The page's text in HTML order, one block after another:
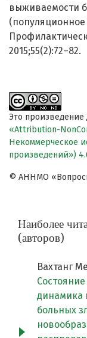
выживаемости
2015;55(2):72–82.
Это произведение
«Attribution-
Некоммерческое
произведений»)
© АННМО
Наиболее
(авторов)
Вахтанг
динамика
больных